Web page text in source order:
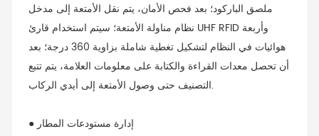
ملصق الباركود؛ بعد فحص الأمان، يتم نقل الأمتعة إلى مدخل
نظام مناولة الأمتعة؛ سيتم استخدام قارئ UHF RFID وأربعة
هوائيات في النظام لتشكيل تغطية شاملة بزاوية 360 درجة؛ بعد
أن تحصل معدات القراءة والكتابة على معلومات العلامة، يتم تتبع
التصنيف حتى وصول الأمتعة إلى أيدي الركاب.
● إدارة مستودعات المطار